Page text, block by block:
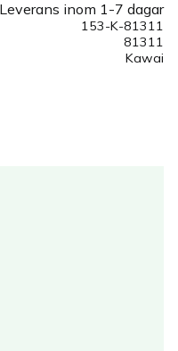
Leverans inom 1-7 dagar
153-K-81311
81311
Kawai